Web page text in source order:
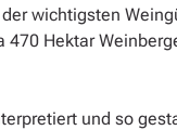
wichtigsten
Hektar
und so